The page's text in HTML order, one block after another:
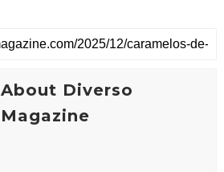
About Diverso
Magazine